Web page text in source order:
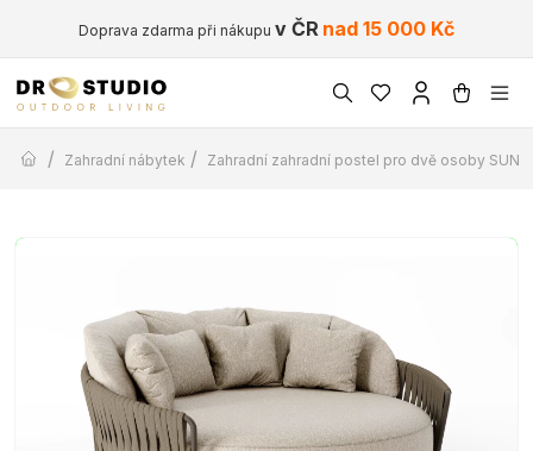
Doprava zdarma při nákupu v ČR nad 15 000 Kč
/ Zahradní nábytek / Zahradní zahradní postel pro dvě osoby